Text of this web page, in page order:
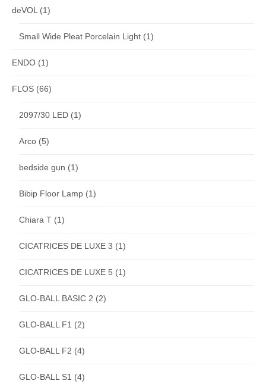
deVOL(1)
Small Wide Pleat Porcelain Light (1)
ENDO (1)
FLOS (66)
2097/30 LED (1)
Arco (5)
bedside gun (1)
Bibip Floor Lamp (1)
Chiara T (1)
CICATRICES DE LUXE 3 (1)
CICATRICES DE LUXE 5 (1)
GLO-BALL BASIC 2 (2)
GLO-BALL F1 (2)
GLO-BALL F2 (4)
GLO-BALL S1 (4)